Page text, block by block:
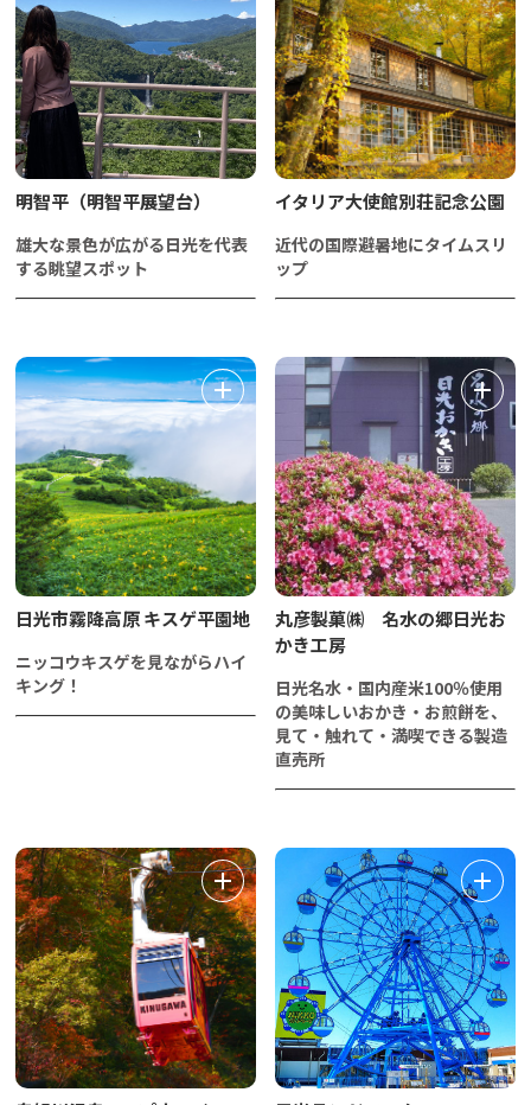
明智平（明智平展望台）
雄大な景色が広がる日光を代表
する眺望スポット
イタリア大使館別荘記念公園
近代の国際避暑地にタイムスリ
ップ
日光市霧降高原 キスゲ平園地
ニッコウキスゲを見ながらハイ
キング！
丸彦製菓㈱ 名水の郷日光お
かき工房
日光名水・国内産米100％使用
の美味しいおかき・お煎餅を、
見て・触れて・満喫できる製造
直売所